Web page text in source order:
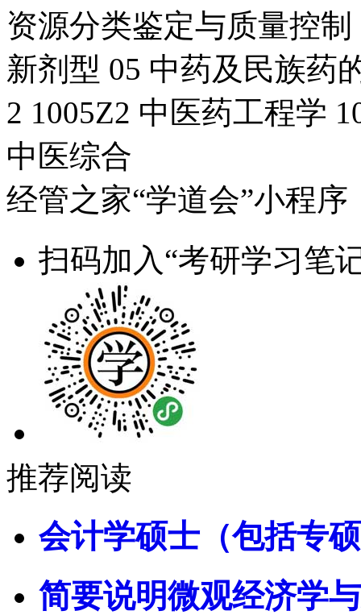
资源分类鉴定与质量控
新剂型 05 中药及民族药
2 1005Z2 中医药工程学
中医综合
经管之家“学道会”小程序
扫码加入“考研学习笔
推荐阅读
会计学硕士（包括专
简要说明微观经济学